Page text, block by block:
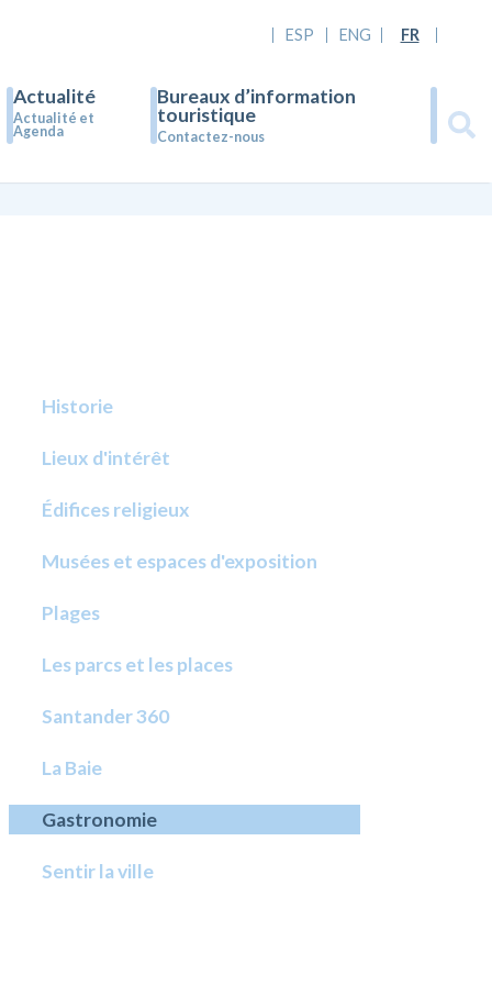
ESP ENG FR
Actualité
Actualité et
Agenda
Bureaux d’information
touristique
Contactez-nous
Historie
Lieux d'intérêt
Édifices religieux
Musées et espaces d'exposition
Plages
Les parcs et les places
Santander 360
La Baie
Gastronomie
Sentir la ville